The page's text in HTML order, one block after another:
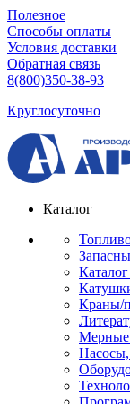
Полезное
Способы оплаты
Условия доставки
Обратная связь
8(800)350-38-93
Круглосуточно
Каталог
Краны/
Мерные
Насосы,